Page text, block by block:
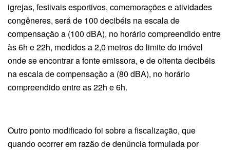
igrejas, festivais esportivos, comemorações e atividades
congêneres, será de 100 decibéis na escala de
compensação a (100 dBA), no horário compreendido entre
às 6h e 22h, medidos a 2,0 metros do limite do imóvel
onde se encontrar a fonte emissora, e de oitenta decibéis
na escala de compensação a (80 dBA), no horário
compreendido entre as 22h e 6h.
Outro ponto modificado foi sobre a fiscalização, que
quando ocorrer em razão de denúncia formulada por